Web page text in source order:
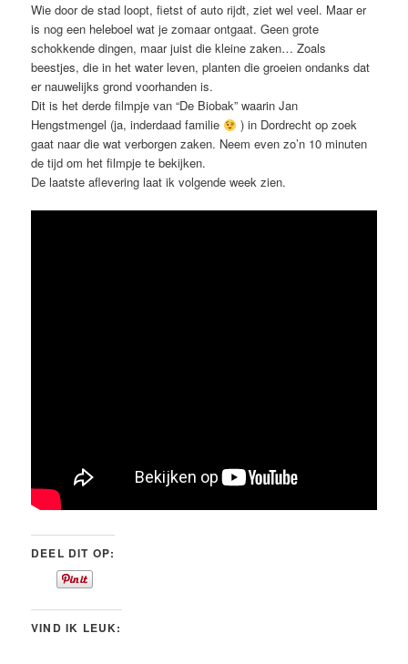
Wie door de stad loopt, fietst of auto rijdt, ziet wel veel. Maar er
is nog een heleboel wat je zomaar ontgaat. Geen grote
schokkende dingen, maar juist die kleine zaken… Zoals
beestjes, die in het water leven, planten die groeien ondanks dat
er nauwelijks grond voorhanden is.
Dit is het derde filmpje van “De Biobak” waarin Jan
Hengstmengel (ja, inderdaad familie
) in Dordrecht op zoek
gaat naar die wat verborgen zaken. Neem even zo’n 10 minuten
de tijd om het filmpje te bekijken.
De laatste aflevering laat ik volgende week zien.
DEEL DIT OP:
VIND IK LEUK: